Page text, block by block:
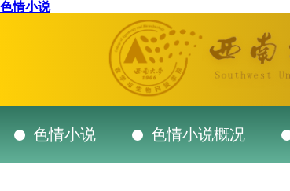
色情小说
色情小说 色情小说概况